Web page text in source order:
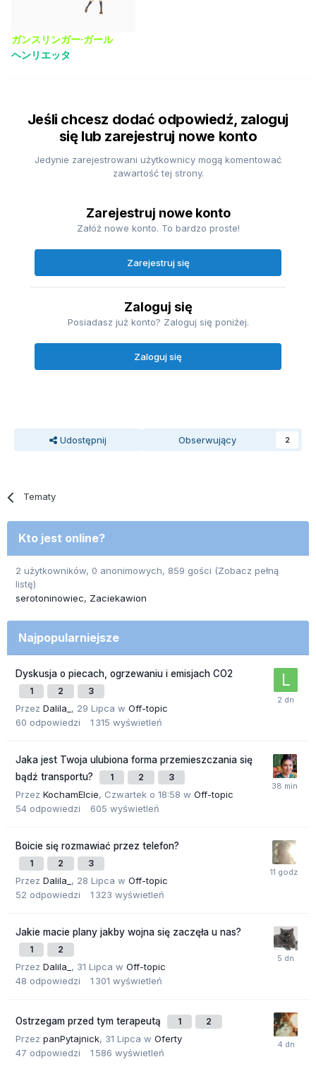
ガンスリンガー·ガール
ヘンリエッタ
Jeśli chcesz dodać odpowiedź, zaloguj
się lub zarejestruj nowe konto
Jedynie zarejestrowani użytkownicy mogą komentować
zawartość tej strony.
Zarejestruj nowe konto
Załóż nowe konto. To bardzo proste!
Zarejestruj się
Zaloguj się
Posiadasz już konto? Zaloguj się poniżej.
Zaloguj się
Udostępnij Obserwujący 2
Tematy
Kto jest online?
2 użytkowników, 0 anonimowych, 859 gości (Zobacz pełną
listę)
serotoninowiec
Zaciekawion
Najpopularniejsze
Dyskusja o piecach, ogrzewaniu i emisjach CO2
1 2 3
Przez Dalila_ , 29 Lipca w Off-topic
60 odpowiedzi 1 315 wyświetleń
Jaka jest Twoja ulubiona forma przemieszczania się
bądź transportu?
1 2 3
Przez KochamElcie, Czwartek o 18:58 w Off-topic
54 odpowiedzi 605 wyświetleń
Boicie się rozmawiać przez telefon?
1 2 3
Przez Dalila_ , 28 Lipca w Off-topic
52 odpowiedzi 1 323 wyświetleń
Jakie macie plany jakby wojna się zaczęła u nas?
1 2
Przez Dalila_ , 31 Lipca w Off-topic
48 odpowiedzi 1 301 wyświetleń
Ostrzegam przed tym terapeutą 1 2
Przez panPytajnick, 31 Lipca w Oferty
47 odpowiedzi 1 586 wyświetleń